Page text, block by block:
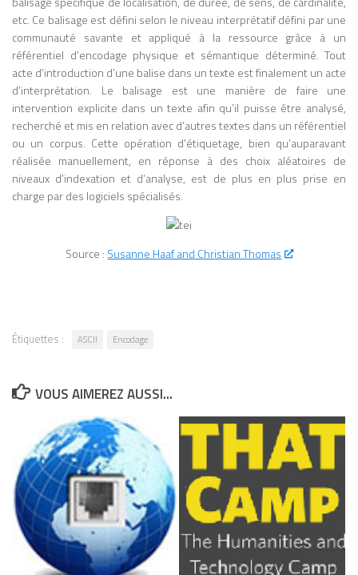
etc. Ce balisage est défini selon le niveau interprétatif défini par une
communauté savante et appliqué à la ressource grâce à un
référentiel d’encodage physique et sémantique déterminé. Tout
acte d’introduction d’une balise dans un texte est finalement un acte
d’interprétation. Le balisage est une manière de faire une
intervention explicite dans un texte afin qu’il puisse être analysé,
recherché et mis en relation avec d’autres textes dans un référentiel
ou un corpus. Cette opération d’étiquetage, bien qu’auparavant
réalisée manuellement, en réponse à des choix aléatoires de
niveaux d’indexation et d’analyse, est de plus en plus prise en
charge par des logiciels spécialisés.
Source : Susanne Haaf and Christian Thomas
Étiquettes : ASCII Encodage
VOUS AIMEREZ AUSSI...
statut de penseur visionnaire des médias
et de la communication. La Galaxie
Gutenberg : une ouvre phare La Galaxie
Gutenberg (The Gutenberg Galaxy, 1962)
est l’un des ouvrages majeurs de Marshall
McLuhan, dans lequel il analyse l’impact
de l’imprimerie sur la culture, la pensée et
la société occidentale. Dans ce livre,
McLuhan développe l’idée que chaque
technologie de communication transforme
la perception humaine et l’organisation
l’imprimerie à caractères mobiles par
Johannes Gutenberg au XVe siècle a
profondément modifié la manière dont les
l’information. Elle a également contribué à
l’essor des nations modernes en
permettant une uniformisation des
langues et une circulation massive des
textes. En opposition, les sociétés orales,
caractérisées par la communication
directe et la mémoire collective, étaient
régies par une perception globale et
simultanée des événements. La Galaxie
Gutenberg introduit ainsi l’un des
concepts centraux de McLuhan : l’idée que